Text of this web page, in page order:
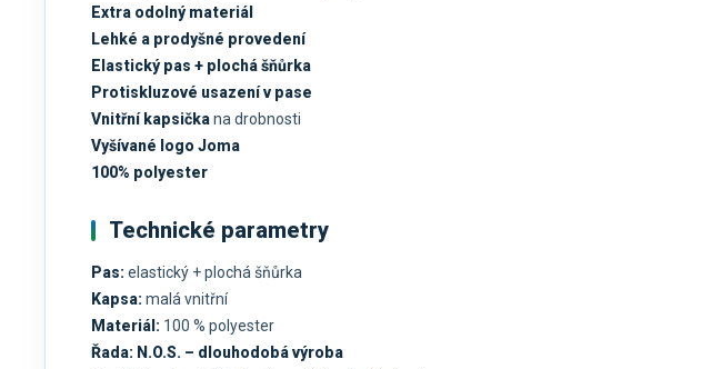
Extra odolný materiál
Lehké a prodyšné provedení
Elastický pas + plochá šňůrka
Protiskluzové usazení v pase
Vnitřní kapsičkana drobnosti
Vyšívané logo Joma
100% polyester
Technické parametry
Pas: elastický + plochá šňůrka
Kapsa: malá vnitřní
Materiál: 100 % polyester
Řada: N.O.S. – dlouhodobá výroba